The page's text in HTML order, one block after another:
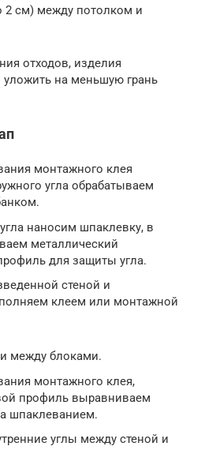
2 см) между потолком и
отходов, изделия
на меньшую грань
монтажного клея
угла обрабатываем
наносим шпаклевку, в
металлический
для защиты угла.
стеной и
клеем или монтажной
между блоками.
монтажного клея,
профиль выравниваем
шпаклеванием.
углы между стеной и